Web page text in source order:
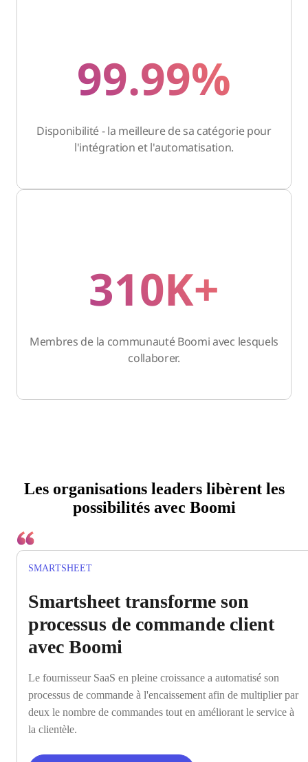
99.99%
Disponibilité - la meilleure de sa catégorie pour
l'intégration et l'automatisation.
310K+
Membres de la communauté Boomi avec lesquels
collaborer.
Les organisations leaders libèrent les
possibilités avec Boomi
SMARTSHEET
Smartsheet transforme son
processus de commande client
avec Boomi
Le fournisseur SaaS en pleine croissance a automatisé son
processus de commande à l'encaissement afin de multiplier par
deux le nombre de commandes tout en améliorant le service à
la clientèle.